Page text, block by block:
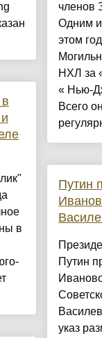
в
членов
Одним
этом
НХЛ за
« Нью-
Всего
Путин
Путин
указ